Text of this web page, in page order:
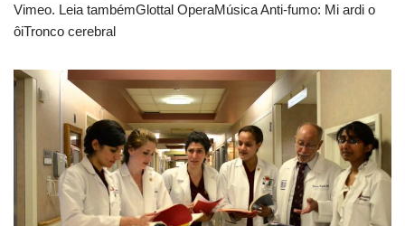
Vimeo. Leia tambémGlottal OperaMúsica Anti-fumo: Mi ardi o
ôiTronco cerebral